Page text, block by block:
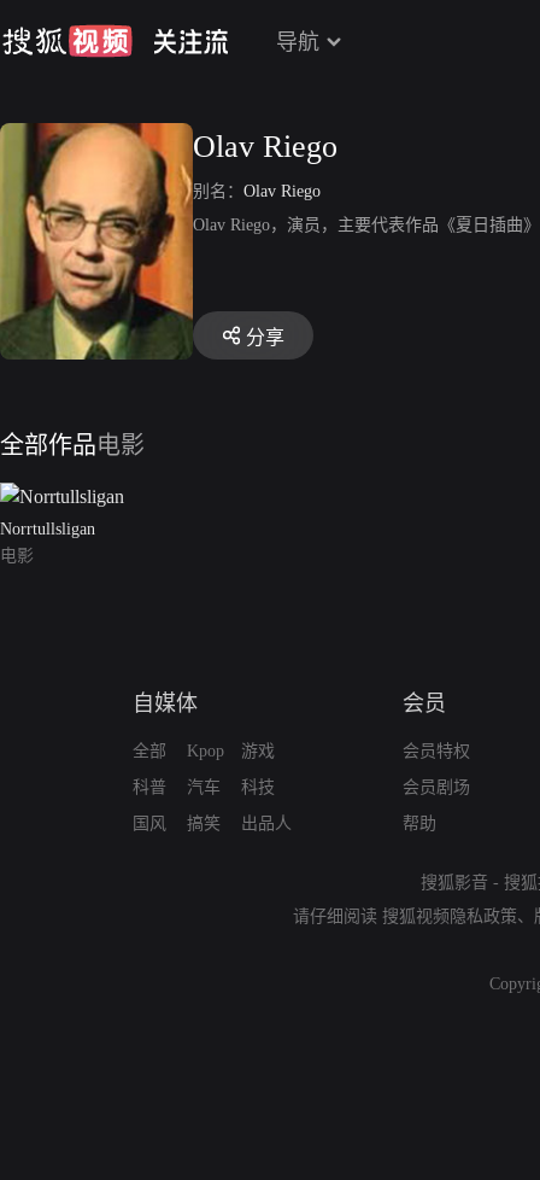
导航
Olav Riego
别名： Olav Riego
Olav Riego，演员，主要代表作品《夏日插曲
分享
全部作品电影
Norrtullsligan
电影
自媒体
全部
科普
国风
Kpop
汽车
搞笑
游戏
科技
出品人
会员
会员特权
会员剧场
帮助
搜狐影音 - 搜
请仔细阅读 搜狐视频隐私政策、